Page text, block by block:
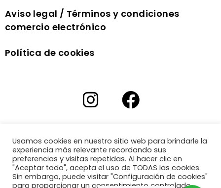
Aviso legal / Términos y condiciones
comercio electrónico
Política de cookies
Usamos cookies en nuestro sitio web para brindarle la
experiencia más relevante recordando sus
preferencias y visitas repetidas. Al hacer clic en
"Aceptar todo", acepta el uso de TODAS las cookies.
Sin embargo, puede visitar "Configuración de cookies"
para proporcionar un consentimiento controlado.